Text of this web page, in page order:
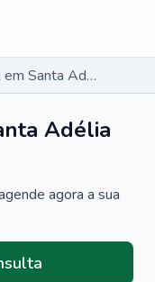
Ginecologista em Santa Adélia - SP
Adélia
agora a sua